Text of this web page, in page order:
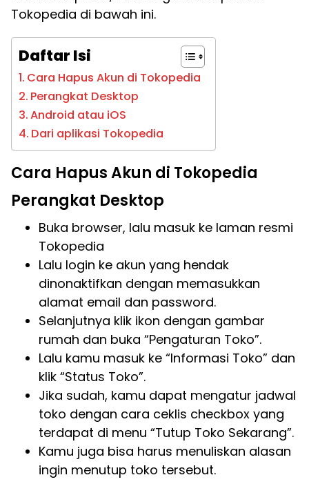
Tokopedia di bawah ini.
Daftar Isi
Cara Hapus Akun di Tokopedia
Perangkat Desktop
Android atau iOS
Dari aplikasi Tokopedia
Cara Hapus Akun di Tokopedia
Perangkat Desktop
Buka browser, lalu masuk ke laman resmi
Tokopedia
Lalu login ke akun yang hendak
dinonaktifkan dengan memasukkan
alamat email dan password.
Selanjutnya klik ikon dengan gambar
rumah dan buka “Pengaturan Toko”.
Lalu kamu masuk ke “Informasi Toko” dan
klik “Status Toko”.
Jika sudah, kamu dapat mengatur jadwal
toko dengan cara ceklis checkbox yang
terdapat di menu “Tutup Toko Sekarang”.
Kamu juga bisa harus menuliskan alasan
ingin menutup toko tersebut.